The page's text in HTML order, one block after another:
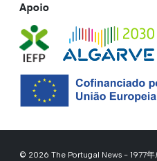
Apoio
© 2026 The Portugal News - 1977年